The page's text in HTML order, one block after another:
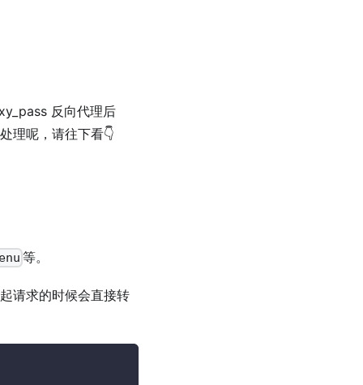
反向代理后
理呢，请往下看👇
等。
请求的时候会直接转